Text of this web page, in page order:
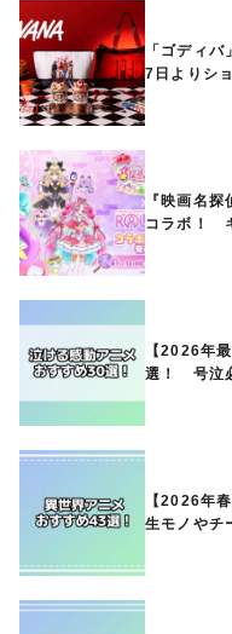
「ゴディ
7日よりシ
『映画名
コラボ！
【2026年
選！ 号泣
【2026年
生モノやチ